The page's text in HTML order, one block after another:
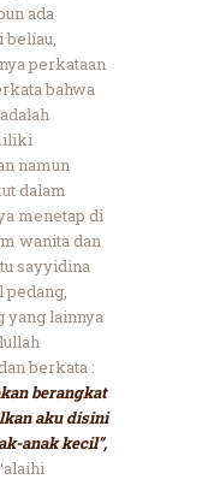
ada
beliau,
perkataan
bahwa
namun
dalam
menetap di
wanita dan
sayyidina
yang lainnya
berkata :
berangkat
aku disini
anak kecil”,